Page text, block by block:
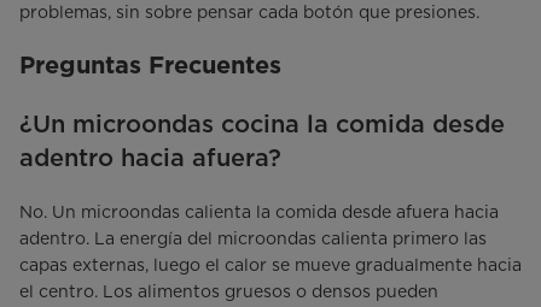
problemas, sin sobre pensar cada botón que presiones.
Preguntas Frecuentes
¿Un microondas cocina la comida desde
adentro hacia afuera?
No. Un microondas calienta la comida desde afuera hacia
adentro. La energía del microondas calienta primero las
capas externas, luego el calor se mueve gradualmente hacia
el centro. Los alimentos gruesos o densos pueden